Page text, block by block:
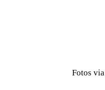
Fotos via